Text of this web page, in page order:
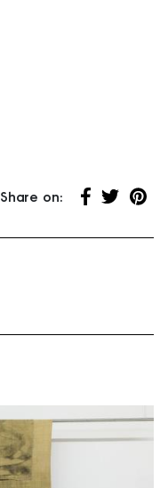
Share on: Partager sur
Partager